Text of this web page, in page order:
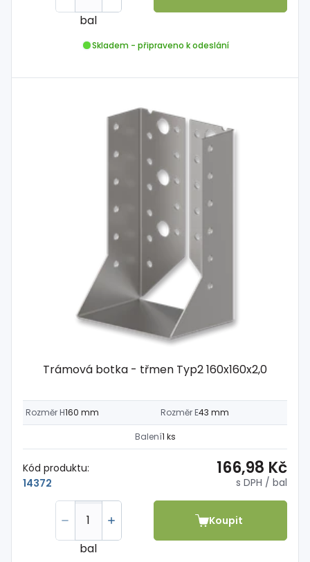
bal
Skladem - připraveno k odeslání
Trámová botka - třmen Typ2 160x160x2,0
Rozměr H160 mm Rozměr E43 mm
Balení1 ks
Kód produktu:
14372
166,98 Kč
s DPH / bal
bal
Koupit